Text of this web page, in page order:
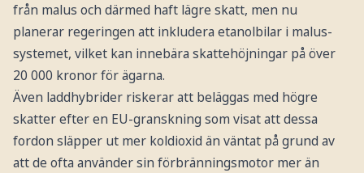
från malus och därmed haft lägre skatt, men nu
planerar regeringen att inkludera etanolbilar i malus-
systemet, vilket kan innebära skattehöjningar på över
20 000 kronor för ägarna.
Även laddhybrider riskerar att beläggas med högre
skatter efter en EU-granskning som visat att dessa
fordon släpper ut mer koldioxid än väntat på grund av
att de ofta använder sin förbränningsmotor mer än